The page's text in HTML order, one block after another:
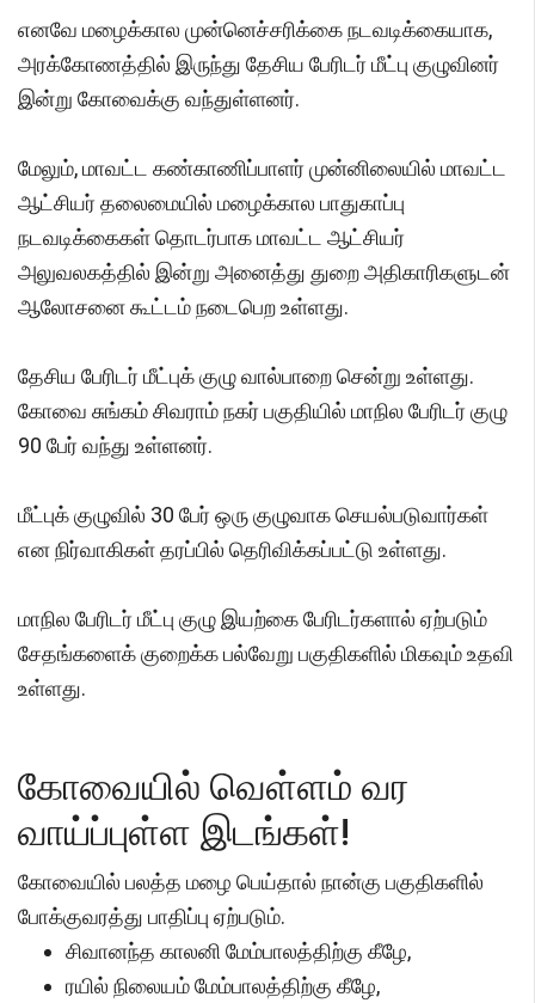
எனவே மழைக்கால முன்னெச்சரிக்கை நடவடிக்கையாக,
அரக்கோணத்தில் இருந்து தேசிய பேரிடர் மீட்பு குழுவினர்
இன்று கோவைக்கு வந்துள்ளனர்.
மேலும், மாவட்ட கண்காணிப்பாளர் முன்னிலையில் மாவட்ட
ஆட்சியர் தலைமையில் மழைக்கால பாதுகாப்பு
நடவடிக்கைகள் தொடர்பாக மாவட்ட ஆட்சியர்
அலுவலகத்தில் இன்று அனைத்து துறை அதிகாரிகளுடன்
ஆலோசனை கூட்டம் நடைபெற உள்ளது.
தேசிய பேரிடர் மீட்புக் குழு வால்பாறை சென்று உள்ளது.
கோவை சுங்கம் சிவராம் நகர் பகுதியில் மாநில பேரிடர் குழு
90 பேர் வந்து உள்ளனர்.
மீட்புக் குழுவில் 30 பேர் ஒரு குழுவாக செயல்படுவார்கள்
என நிர்வாகிகள் தரப்பில் தெரிவிக்கப்பட்டு உள்ளது.
மாநில பேரிடர் மீட்பு குழு இயற்கை பேரிடர்களால் ஏற்படும்
சேதங்களைக் குறைக்க பல்வேறு பகுதிகளில் மிகவும் உதவி
உள்ளது.
கோவையில் வெள்ளம் வர
வாய்ப்புள்ள இடங்கள்!
கோவையில் பலத்த மழை பெய்தால் நான்கு பகுதிகளில்
போக்குவரத்து பாதிப்பு ஏற்படும்.
சிவானந்த காலனி மேம்பாலத்திற்கு கீழே,
ரயில் நிலையம் மேம்பாலத்திற்கு கீழே,